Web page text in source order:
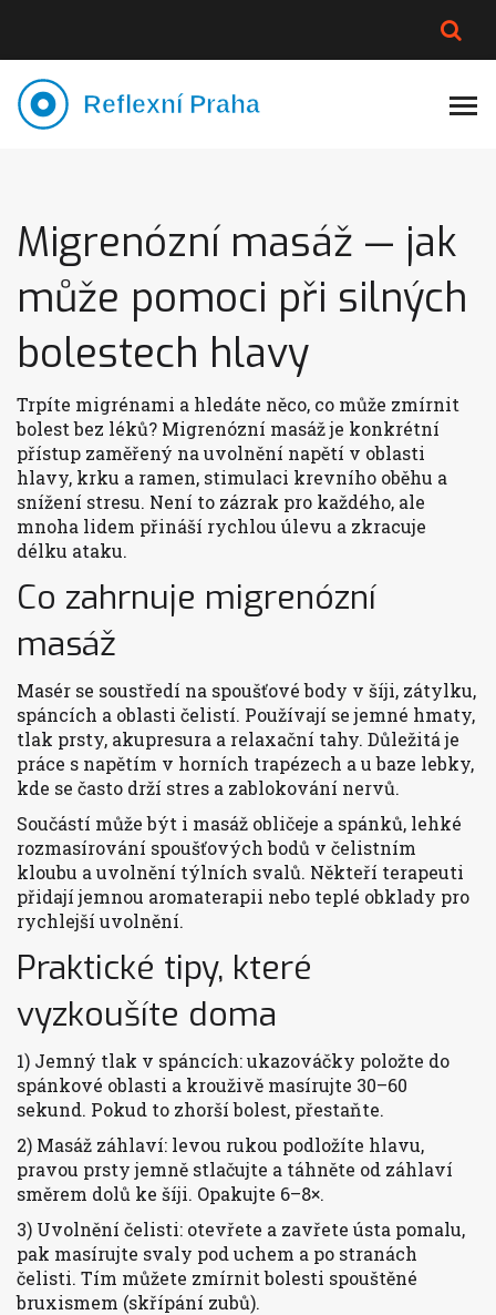
VÝMĚNA VODY
Migrenózní masáž — jak
může pomoci při silných
bolestech hlavy
Trpíte migrénami a hledáte něco, co může zmírnit
bolest bez léků? Migrenózní masáž je konkrétní
přístup zaměřený na uvolnění napětí v oblasti
hlavy, krku a ramen, stimulaci krevního oběhu a
snížení stresu. Není to zázrak pro každého, ale
mnoha lidem přináší rychlou úlevu a zkracuje
délku ataku.
Co zahrnuje migrenózní
masáž
Masér se soustředí na spoušťové body v šíji, zátylku,
spáncích a oblasti čelistí. Používají se jemné hmaty,
tlak prsty, akupresura a relaxační tahy. Důležitá je
práce s napětím v horních trapézech a u baze lebky,
kde se často drží stres a zablokování nervů.
Součástí může být i masáž obličeje a spánků, lehké
rozmasírování spoušťových bodů v čelistním
kloubu a uvolnění týlních svalů. Někteří terapeuti
přidají jemnou aromaterapii nebo teplé obklady pro
rychlejší uvolnění.
Praktické tipy, které
vyzkoušíte doma
1) Jemný tlak v spáncích: ukazováčky položte do
spánkové oblasti a krouživě masírujte 30–60
sekund. Pokud to zhorší bolest, přestaňte.
2) Masáž záhlaví: levou rukou podložíte hlavu,
pravou prsty jemně stlačujte a táhněte od záhlaví
směrem dolů ke šíji. Opakujte 6–8×.
3) Uvolnění čelisti: otevřete a zavřete ústa pomalu,
pak masírujte svaly pod uchem a po stranách
čelisti. Tím můžete zmírnit bolesti spouštěné
bruxismem (skřípání zubů).